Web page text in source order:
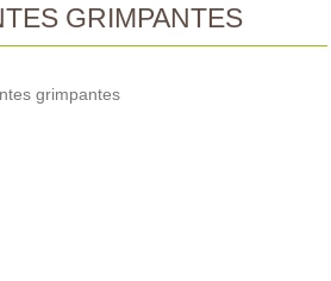
GRIMPANTES
grimpantes